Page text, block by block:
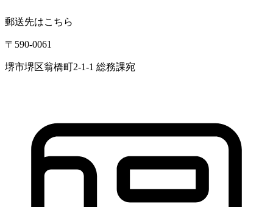
郵送先はこちら
〒590-0061
堺市堺区翁橋町2-1-1 総務課宛